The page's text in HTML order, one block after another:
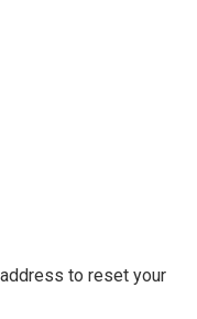
to reset your